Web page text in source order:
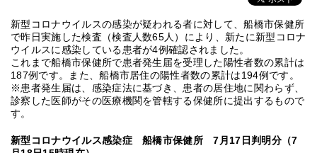
新型コロナウイルスの感染が疑われる者に対して、船橋市保健所
で昨日実施した検査（検査人数65人）により、新たに新型コロナ
ウイルスに感染している患者が4例確認されました。
これまで船橋市保健所で患者発生届を受理した陽性者数の累計は
187例です。また、船橋市居住の陽性者数の累計は194例です。
※患者発生届は、感染症法に基づき、患者の居住地に関わらず、
診察した医師がその医療機関を管轄する保健所に提出するもので
す。
新型コロナウイルス感染症 船橋市保健所 7月17日判明分（7